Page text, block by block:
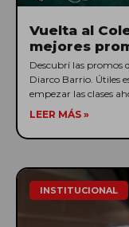
Vuelta al
mejores
Descubrí las promos
Diarco Barrio. Útiles
empezar las clases
LEER MÁS »
INSTITUCIONAL